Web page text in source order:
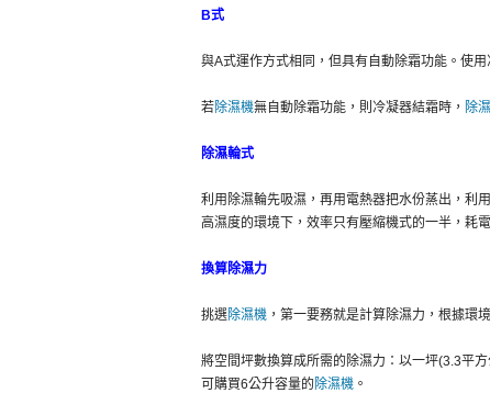
B式
與A式運作方式相同，但具有自動除霜功能。使
若除濕機無自動除霜功能，則冷凝器結霜時， 除
除濕輪式
利用除濕輪先吸濕，再用電熱器把水份蒸出，利
高濕度的環境下，效率只有壓縮機式的一半，耗
換算除濕力
挑選除濕機 ，第一要務就是計算除濕力，根據環
將空間坪數換算成所需的除濕力：以一坪(3.3平
可購買6公升容量的 除濕機 。